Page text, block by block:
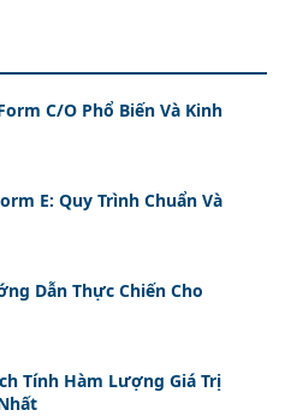
C/O Phổ Biến Và Kinh
E: Quy Trình Chuẩn Và
Dẫn Thực Chiến Cho
Tính Hàm Lượng Giá Trị